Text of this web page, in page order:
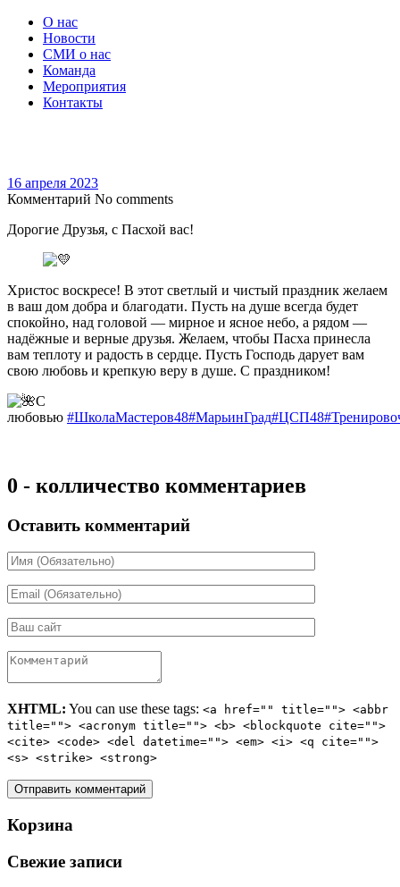
О нас
Новости
СМИ о нас
Команда
Мероприятия
Контакты
16 апреля 2023
Комментарий No comments
Дорогие Друзья, с Пасхой вас!
Христос воскресе! В этот светлый и чистый праздник желаем
в ваш дом добра и благодати. Пусть на душе всегда будет
спокойно, над головой — мирное и ясное небо, а рядом —
надёжные и верные друзья. Желаем, чтобы Пасха принесла
вам теплоту и радость в сердце. Пусть Господь дарует вам
свою любовь и крепкую веру в душе. С праздником!
С
любовью #ШколаМастеров48#МарьинГрад#ЦСП48
0 - колличество комментариев
Оставить комментарий
XHTML: You can use these tags: <a href="" title=""> <abbr
title=""> <acronym title=""> <b> <blockquote cite="">
<cite> <code> <del datetime=""> <em> <i> <q cite="">
<s> <strike> <strong>
Корзина
Свежие записи